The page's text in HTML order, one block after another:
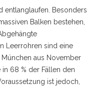
entlanglaufen. Besonders
Balken bestehen,
Leerrohren sind eine
aus November
68 % der Fällen den
ist jedoch,